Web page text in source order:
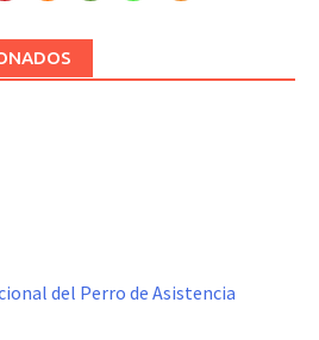
del Perro de Asistencia